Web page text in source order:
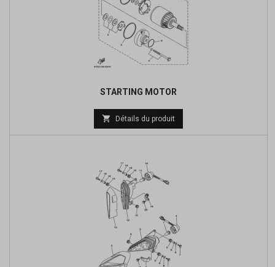
STARTING MOTOR
Prix
de
 Détails du produit